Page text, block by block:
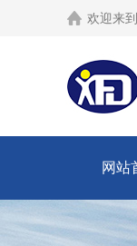
欢迎来到
网站